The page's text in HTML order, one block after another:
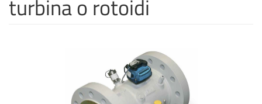
turbina o rotoidi